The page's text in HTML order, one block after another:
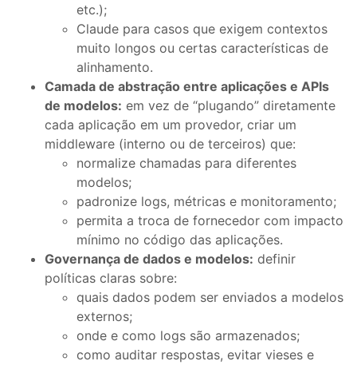
etc.);
Claude para casos que exigem contextos
muito longos ou certas características de
alinhamento.
Camada de abstração entre aplicações e APIs
de modelos: em vez de “plugando” diretamente
cada aplicação em um provedor, criar um
middleware (interno ou de terceiros) que:
normalize chamadas para diferentes
modelos;
padronize logs, métricas e monitoramento;
permita a troca de fornecedor com impacto
mínimo no código das aplicações.
Governança de dados e modelos: definir
políticas claras sobre:
quais dados podem ser enviados a modelos
externos;
onde e como logs são armazenados;
como auditar respostas, evitar vieses e